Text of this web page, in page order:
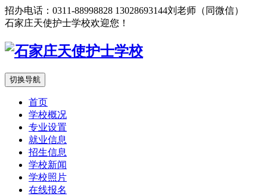
招办电话：0311-88998828 13028693144刘老师（同微信）
石家庄天使护士学校欢迎您！
切换导航
首页
学校概况
专业设置
就业信息
招生信息
学校新闻
学校照片
在线报名